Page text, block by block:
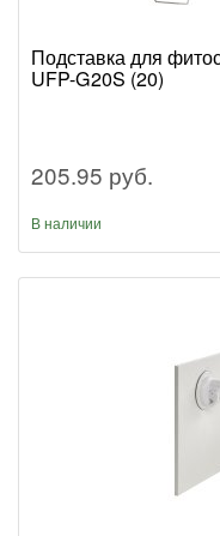
Подставка для
UFP-G20S (20)
205.95 руб.
В наличии